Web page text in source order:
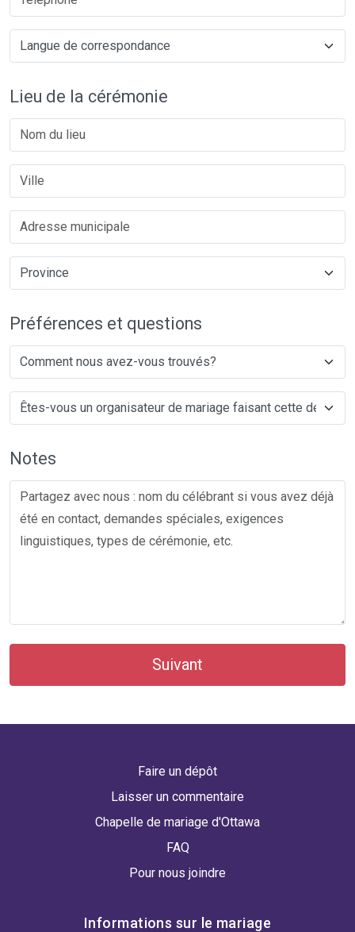
Lieu de la cérémonie
Préférences et questions
Notes
Suivant
Faire un dépôt
Laisser un commentaire
Chapelle de mariage d'Ottawa
FAQ
Pour nous joindre
Informations sur le mariage